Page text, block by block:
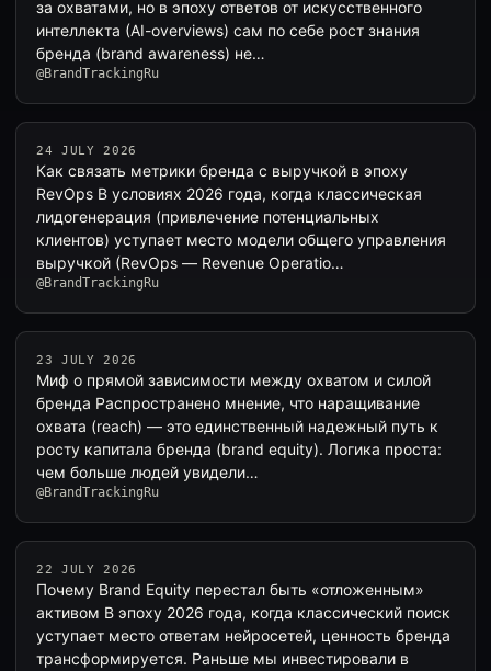
за охватами, но в эпоху ответов от искусственного
интеллекта (AI-overviews) сам по себе рост знания
бренда (brand awareness) не…
@BrandTrackingRu
24 JULY 2026
Как связать метрики бренда с выручкой в эпоху
RevOps В условиях 2026 года, когда классическая
лидогенерация (привлечение потенциальных
клиентов) уступает место модели общего управления
выручкой (RevOps — Revenue Operatio…
@BrandTrackingRu
23 JULY 2026
Миф о прямой зависимости между охватом и силой
бренда Распространено мнение, что наращивание
охвата (reach) — это единственный надежный путь к
росту капитала бренда (brand equity). Логика проста:
чем больше людей увидели…
@BrandTrackingRu
22 JULY 2026
Почему Brand Equity перестал быть «отложенным»
активом В эпоху 2026 года, когда классический поиск
уступает место ответам нейросетей, ценность бренда
трансформируется. Раньше мы инвестировали в